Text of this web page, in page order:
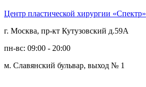
Центр пластической хирургии «Спектр»
г. Москва, пр-кт Кутузовский д.59А
пн-вс: 09:00 - 20:00
м. Славянский бульвар, выход № 1